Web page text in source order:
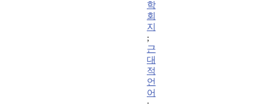
학
회
지
;
근
대
적
언
어